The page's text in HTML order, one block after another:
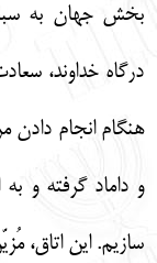
بخش جهان به
درگاه خداوند،
هنگام انجام
و داماد گرفته و
سازيم. اين اتاق،